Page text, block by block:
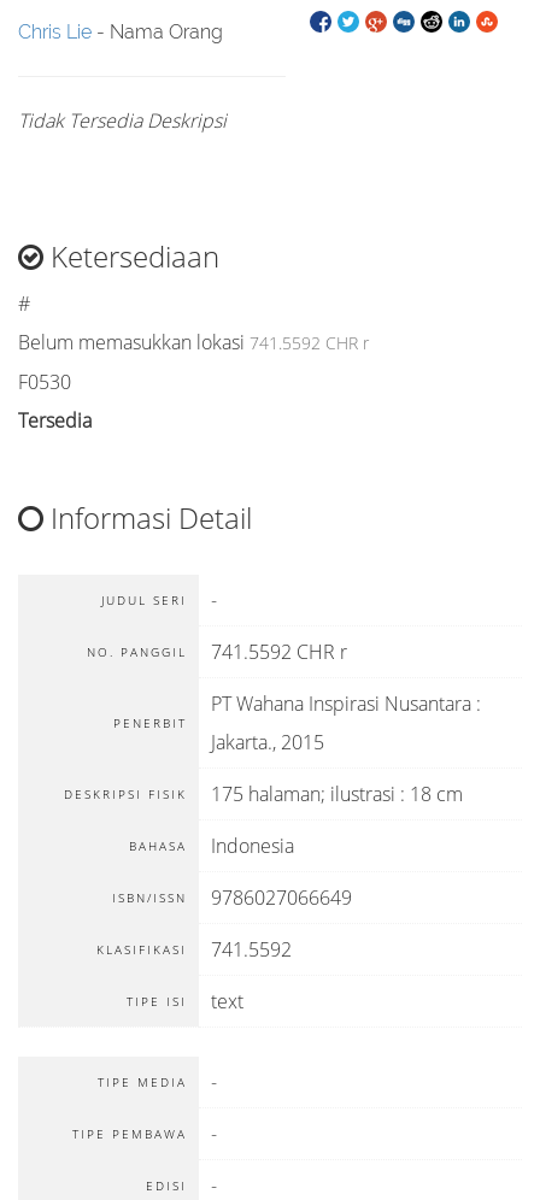
Chris Lie - Nama Orang
Tidak Tersedia Deskripsi
Ketersediaan
#
Belum memasukkan lokasi 741.5592 CHR r
F0530
Tersedia
Informasi Detail
JUDUL SERI -
NO. PANGGIL 741.5592 CHR r
PENERBIT
PT Wahana Inspirasi Nusantara :
Jakarta., 2015
DESKRIPSI FISIK 175 halaman; ilustrasi : 18 cm
BAHASA Indonesia
ISBN/ISSN 9786027066649
KLASIFIKASI 741.5592
TIPE ISI text
TIPE MEDIA -
TIPE PEMBAWA -
EDISI -